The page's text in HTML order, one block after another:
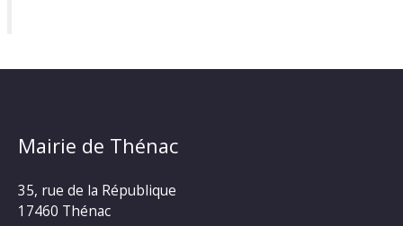
Mairie de Thénac
35, rue de la République
17460 Thénac